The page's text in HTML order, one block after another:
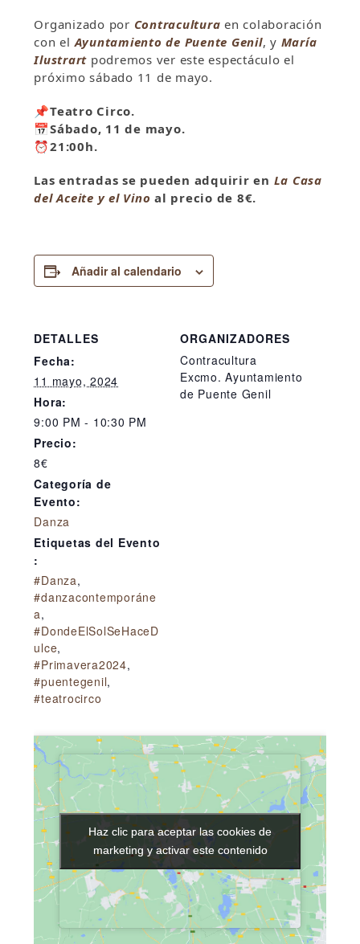
Organizado por Contracultura en colaboración
con elAyuntamiento de Puente Genil, y María
Ilustrart podremos ver este espectáculo el
próximo sábado 11 de mayo.
📌Teatro Circo.
📅Sábado, 11 de mayo.
⏰21:00h.
Las entradas se pueden adquirir en La Casa
del Aceite y el Vino al precio de 8€.
Añadir al calendario
DETALLES
Fecha:
11 mayo, 2024
Hora:
9:00 PM - 10:30 PM
Precio:
8€
Categoría de
Evento:
Danza
Etiquetas del Evento
:
#Danza,
#danzacontemporáne
a,
#DondeElSolSeHaceD
ulce,
#Primavera2024,
#puentegenil,
#teatrocirco
ORGANIZADORES
Contracultura
Excmo. Ayuntamiento
de Puente Genil
Haz clic para aceptar las cookies de
marketing y activar este contenido
Haz clic para aceptar las cookies de
marketing y activar este contenido